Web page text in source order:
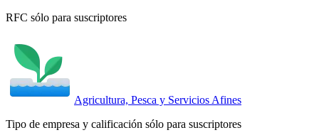
RFC sólo para suscriptores
Agricultura, Pesca y Servicios Afines
Tipo de empresa y calificación sólo para suscriptores